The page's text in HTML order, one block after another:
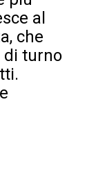
al
che
di turno